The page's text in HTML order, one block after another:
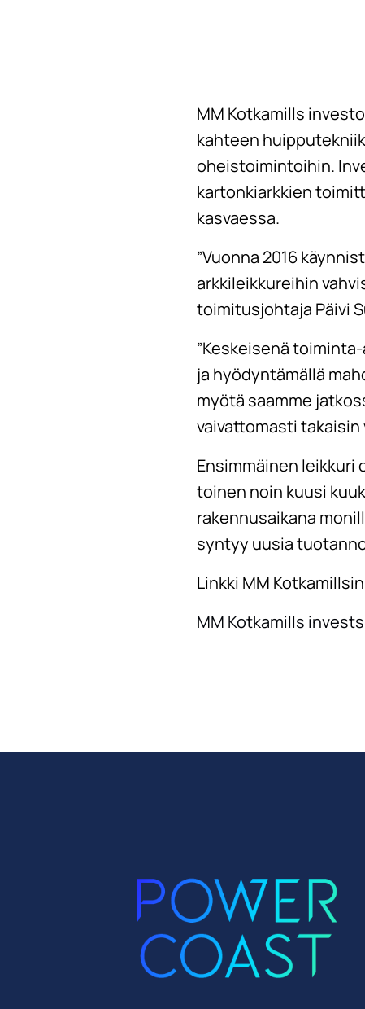
MM Kotkamills
kahteen
oheistoimintoihin.
kartonkiarkkien
kasvaessa.
”Vuonna 2016
arkkileikkureihin
toimitusjohtaja Päivi
”Keskeisenä
ja hyödyntämällä
myötä saamme
vaivattomasti takaisin
Ensimmäinen leikkuri
toinen noin kuusi
rakennusaikana
syntyy uusia
Linkki MM
MM Kotkamills